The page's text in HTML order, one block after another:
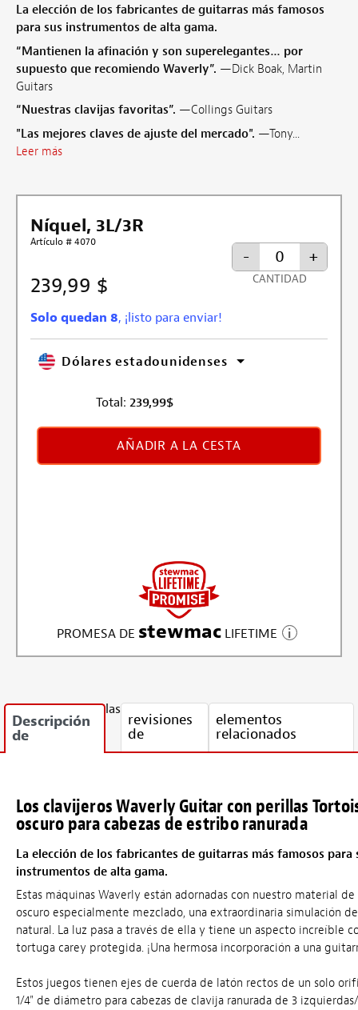
La elección de los fabricantes de guitarras más famosos
para sus instrumentos de alta gama.
“Mantienen la afinación y son superelegantes… por
supuesto que recomiendo Waverly”. —Dick Boak, Martin
Guitars
“Nuestras clavijas favoritas”. —Collings Guitars
"Las mejores claves de ajuste del mercado". —Tony...
Leer más
Níquel, 3L/3R
Artículo # 4070
239,99 $
Solo quedan 8, ¡listo para enviar!
- +
CANTIDAD
Dólares estadounidenses
Total: 239,99$
AÑADIR A LA CESTA
PROMESA DE stewmacLIFETIME
Descripción
de
las
revisiones
de
elementos
relacionados
Los clavijeros Waverly Guitar con perillas
oscuro para cabezas de estribo ranurada
La elección de los fabricantes de guitarras más famosos para
instrumentos de alta gama.
Estas máquinas Waverly están adornadas con nuestro material de
oscuro especialmente mezclado, una extraordinaria simulación
natural. La luz pasa a través de ella y tiene un aspecto increíble
tortuga carey protegida. ¡Una hermosa incorporación a una
Estos juegos tienen ejes de cuerda de latón rectos de un solo
1/4" de diámetro para cabezas de clavija ranurada de 3